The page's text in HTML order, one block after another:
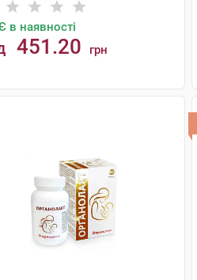
в наявності
451.20 грн